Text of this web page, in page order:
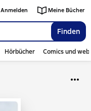
Finden
Anmelden Meine Bücher
Hörbücher Comics und